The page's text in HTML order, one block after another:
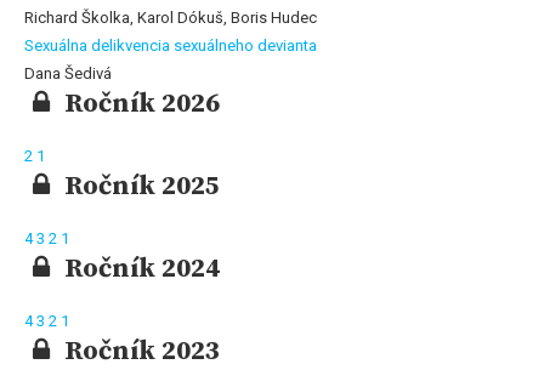
Richard Školka, Karol Dókuš, Boris Hudec
Sexuálna delikvencia sexuálneho devianta
Dana Šedivá
Ročník 2026
2 1
Ročník 2025
43 2 1
Ročník 2024
43 2 1
Ročník 2023